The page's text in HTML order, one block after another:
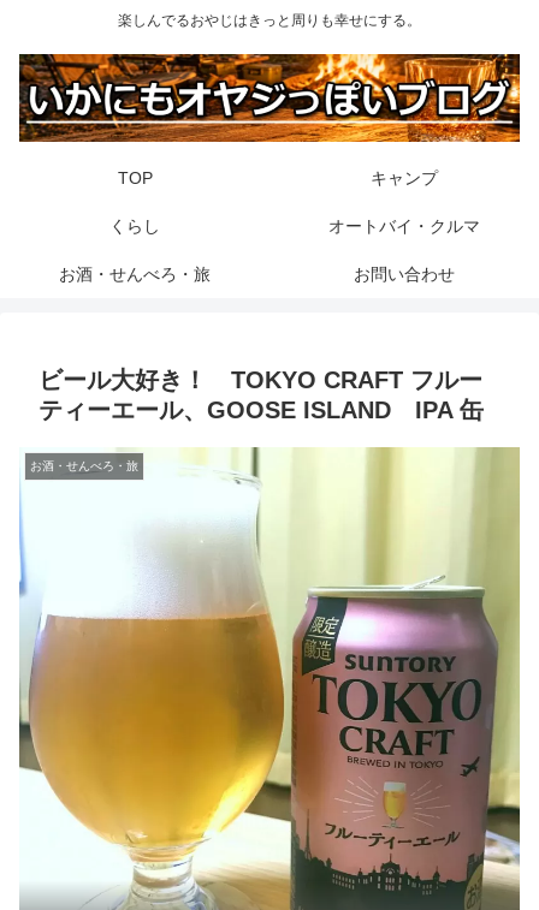
楽しんでるおやじはきっと周りも幸せにする。
TOP キャンプ
くらし オートバイ・クルマ
お酒・せんべろ・旅 お問い合わせ
ビール大好き！ TOKYO CRAFT フルー
ティーエール、GOOSE ISLAND IPA 缶
お酒・せんべろ・旅